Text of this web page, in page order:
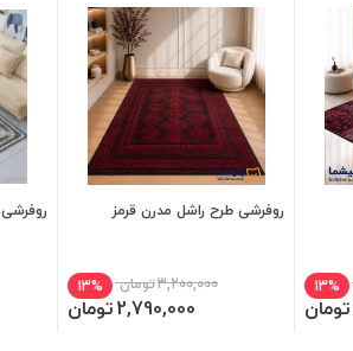
13%
تومان
روفرشی طرح راشل مدرن قرمز
3,200,000تومان 13%
2,790,000تومان
روفرشی